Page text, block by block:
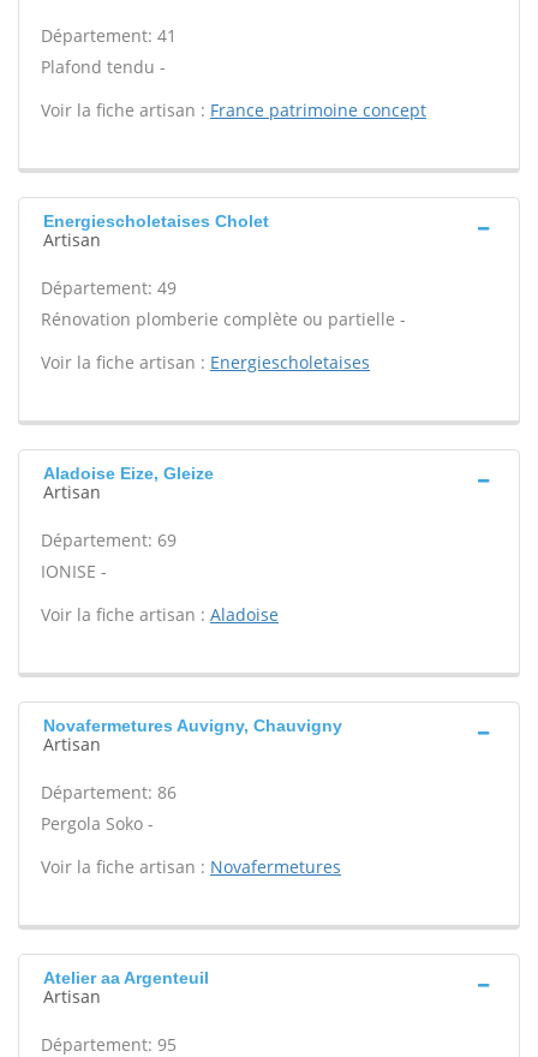
Département: 41
Plafond tendu -
Voir la fiche artisan : France patrimoine concept
Energiescholetaises Cholet
Artisan
Département: 49
Rénovation plomberie complète ou partielle -
Voir la fiche artisan : Energiescholetaises
Aladoise Eize, Gleize
Artisan
Département: 69
IONISE -
Voir la fiche artisan : Aladoise
Novafermetures Auvigny, Chauvigny
Artisan
Département: 86
Pergola Soko -
Voir la fiche artisan : Novafermetures
Atelier aa Argenteuil
Artisan
Département: 95